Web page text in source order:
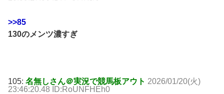
>>85
130のメンツ濃すぎ
105: 名無しさん＠実況で競馬板アウト 2026/01/20(火)
23:46:20.48 ID:RoUNFHEh0